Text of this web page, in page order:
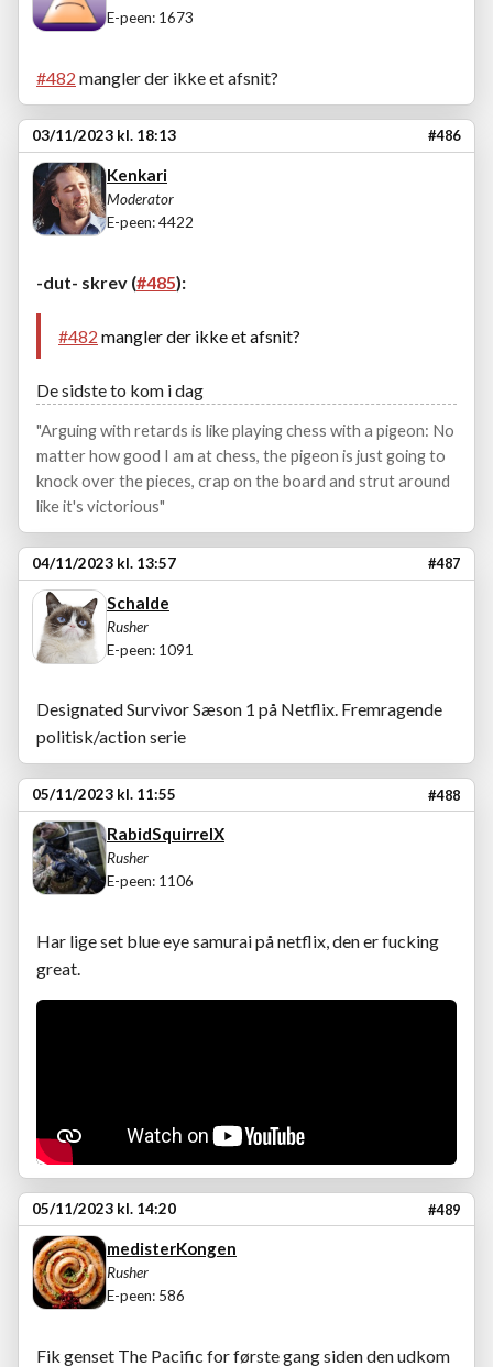
E-peen: 1673
#482 mangler der ikke et afsnit?
03/11/2023 kl. 18:13 #486
Kenkari
Moderator
E-peen: 4422
-dut- skrev (#485):
#482 mangler der ikke et afsnit?
De sidste to kom i dag
"Arguing with retards is like playing chess with a pigeon: No
matter how good I am at chess, the pigeon is just going to
knock over the pieces, crap on the board and strut around
like it's victorious"
04/11/2023 kl. 13:57 #487
Schalde
Rusher
E-peen: 1091
Designated Survivor Sæson 1 på Netflix. Fremragende
politisk/action serie
05/11/2023 kl. 11:55 #488
RabidSquirrelX
Rusher
E-peen: 1106
Har lige set blue eye samurai på netflix, den er fucking
great.
05/11/2023 kl. 14:20 #489
medisterKongen
Rusher
E-peen: 586
Fik genset The Pacific for første gang siden den udkom